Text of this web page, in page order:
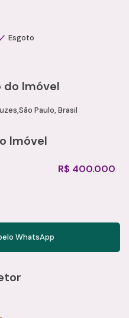
Esgoto
do Imóvel
São Paulo, Brasil
Imóvel
R$ 400.000
WhatsApp